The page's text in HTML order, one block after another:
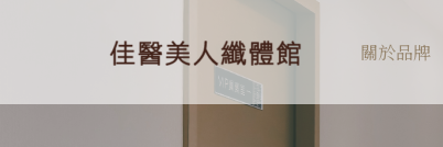
關於品牌